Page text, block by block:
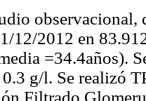
observacional,
12/2012 en
=34.4años).
g/l. Se realizó
Filtrado